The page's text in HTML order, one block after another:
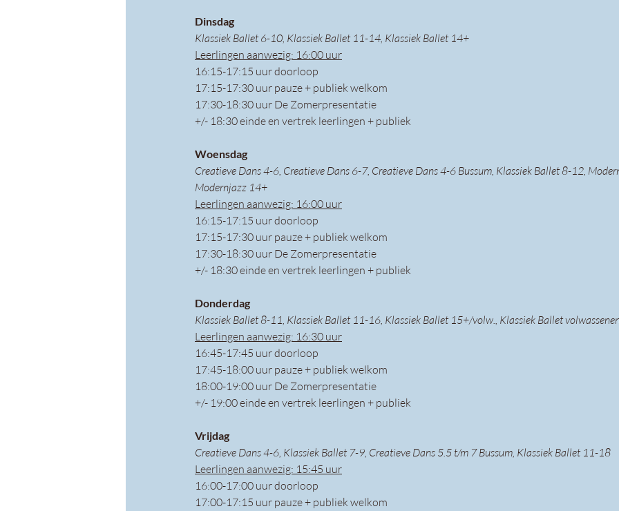
Dinsdag
Klassiek Ballet 6-10, Klassiek Ballet 11-14, Klassiek Ballet 14+
Leerlingen aanwezig: 16:00 uur
16:15-17:15 uur doorloop
17:15-17:30 uur pauze + publiek welkom
17:30-18:30 uur De Zomerpresentatie
+/- 18:30 einde en vertrek leerlingen + publiek
Woensdag
Creatieve Dans 4-6, Creatieve Dans 6-7, Creatieve Dans 4-6 Bussum, Klassiek Ballet 8-12,
Modernjazz 14+
Leerlingen aanwezig: 16:00 uur
16:15-17:15 uur doorloop
17:15-17:30 uur pauze + publiek welkom
17:30-18:30 uur De Zomerpresentatie
+/- 18:30 einde en vertrek leerlingen + publiek
Donderdag
Klassiek Ballet 8-11, Klassiek Ballet 11-16, Klassiek Ballet 15+/volw., Klassiek Ballet
Leerlingen aanwezig: 16:30 uur
16:45-17:45 uur doorloop
17:45-18:00 uur pauze + publiek welkom
18:00-19:00 uur De Zomerpresentatie
+/- 19:00 einde en vertrek leerlingen + publiek
Vrijdag
Creatieve Dans 4-6, Klassiek Ballet 7-9, Creatieve Dans 5.5 t/m 7 Bussum, Klassiek Ballet 11-18
Leerlingen aanwezig: 15:45 uur
16:00-17:00 uur doorloop
17:00-17:15 uur pauze + publiek welkom